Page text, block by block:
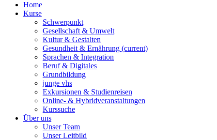
Home
Kurse
Schwerpunkt
Gesellschaft & Umwelt
Kultur & Gestalten
Gesundheit & Ernährung (current)
Sprachen & Integration
Beruf & Digitales
Grundbildung
junge vhs
Exkursionen & Studienreisen
Online- & Hybridveranstaltungen
Kurssuche
Über uns
Unser Team
Unser Leitbild